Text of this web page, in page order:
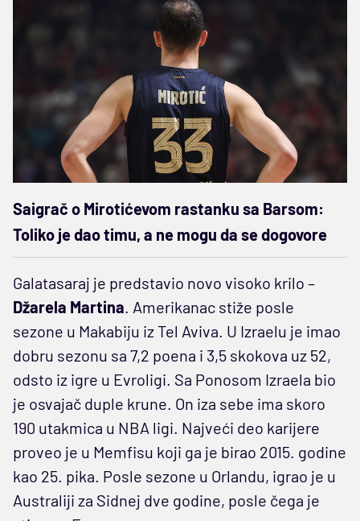
Saigrač o Mirotićevom rastanku sa Barsom:
Toliko je dao timu, a ne mogu da se dogovore
Galatasaraj je predstavio novo visoko krilo –
Džarela Martina . Amerikanac stiže posle
sezone u Makabiju iz Tel Aviva. U Izraelu je imao
dobru sezonu sa 7,2 poena i 3,5 skokova uz 52,
odsto iz igre u Evroligi. Sa Ponosom Izraela bio
je osvajač duple krune. On iza sebe ima skoro
190 utakmica u NBA ligi. Najveći deo karijere
proveo je u Memfisu koji ga je birao 2015. godine
kao 25. pika. Posle sezone u Orlandu, igrao je u
Australiji za Sidnej dve godine, posle čega je